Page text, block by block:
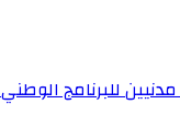
للبرنامج